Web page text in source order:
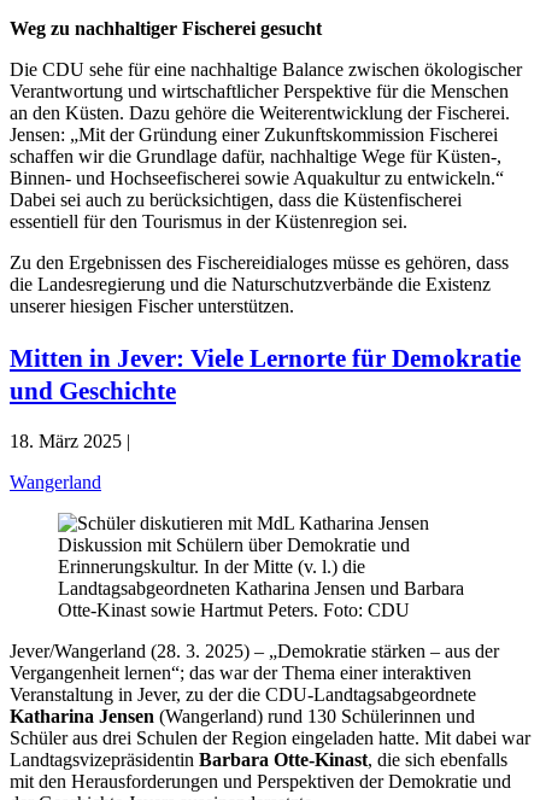
Weg zu nachhaltiger Fischerei gesucht
Die CDU sehe für eine nachhaltige Balance zwischen ökologischer
Verantwortung und wirtschaftlicher Perspektive für die Menschen
an den Küsten. Dazu gehöre die Weiterentwicklung der Fischerei.
Jensen: „Mit der Gründung einer Zukunftskommission Fischerei
schaffen wir die Grundlage dafür, nachhaltige Wege für Küsten-,
Binnen- und Hochseefischerei sowie Aquakultur zu entwickeln.“
Dabei sei auch zu berücksichtigen, dass die Küstenfischerei
essentiell für den Tourismus in der Küstenregion sei.
Zu den Ergebnissen des Fischereidialoges müsse es gehören, dass
die Landesregierung und die Naturschutzverbände die Existenz
unserer hiesigen Fischer unterstützen.
Mitten in Jever: Viele Lernorte für Demokratie
und Geschichte
18. März 2025 |
Wangerland
Diskussion mit Schülern über Demokratie und
Erinnerungskultur. In der Mitte (v. l.) die
Landtagsabgeordneten Katharina Jensen und Barbara
Otte-Kinast sowie Hartmut Peters. Foto: CDU
Jever/Wangerland (28. 3. 2025) – „Demokratie stärken – aus der
Vergangenheit lernen“; das war der Thema einer interaktiven
Veranstaltung in Jever, zu der die CDU-Landtagsabgeordnete
Katharina Jensen (Wangerland) rund 130 Schülerinnen und
Schüler aus drei Schulen der Region eingeladen hatte. Mit dabei war
Landtagsvizepräsidentin Barbara Otte-Kinast, die sich ebenfalls
mit den Herausforderungen und Perspektiven der Demokratie und